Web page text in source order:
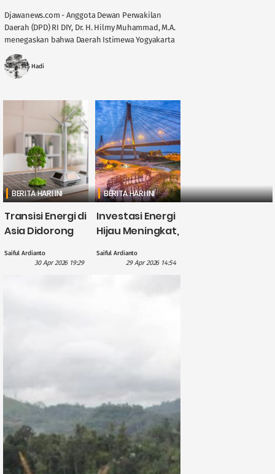
Djawanews.com - Anggota Dewan Perwakilan
Daerah (DPD) RI DIY, Dr. H. Hilmy Muhammad, M.A.
menegaskan bahwa Daerah Istimewa Yogyakarta
memegang peran penting dalam menjaga
stabilitas ....
MS Hadi
BERITA HARI INI
Transisi Energi di
Asia Didorong
International
Saiful Ardianto
30 Apr 2026 19:29
BERITA HARI INI
Investasi Energi
Hijau Meningkat,
Dana US$5
Saiful Ardianto
29 Apr 2026 14:54